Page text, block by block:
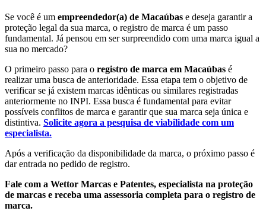
Se você é um empreendedor(a) de Macaúbas e deseja garantir a
proteção legal da sua marca, o registro de marca é um passo
fundamental. Já pensou em ser surpreendido com uma marca igual a
sua no mercado?
O primeiro passo para o registro de marca em Macaúbas é
realizar uma busca de anterioridade. Essa etapa tem o objetivo de
verificar se já existem marcas idênticas ou similares registradas
anteriormente no INPI. Essa busca é fundamental para evitar
possíveis conflitos de marca e garantir que sua marca seja única e
distintiva. Solicite agora a pesquisa de viabilidade com um
especialista.
Após a verificação da disponibilidade da marca, o próximo passo é
dar entrada no pedido de registro.
Fale com a Wettor Marcas e Patentes, especialista na proteção
de marcas e receba uma assessoria completa para o registro de
marca.